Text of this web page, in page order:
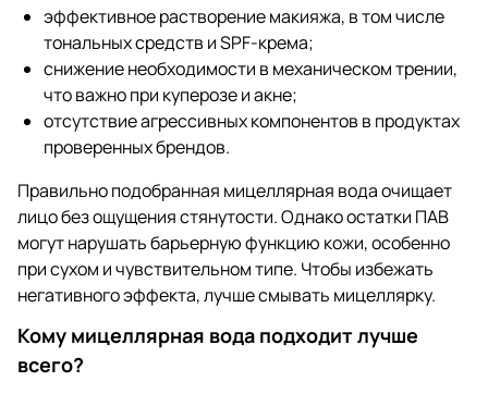
эффективное растворение макияжа, в том числе
тональных средств и SPF-крема;
снижение необходимости в механическом трении,
что важно при куперозе и акне;
отсутствие агрессивных компонентов в продуктах
проверенных брендов.
Правильно подобранная мицеллярная вода очищает
лицо без ощущения стянутости. Однако остатки ПАВ
могут нарушать барьерную функцию кожи, особенно
при сухом и чувствительном типе. Чтобы избежать
негативного эффекта, лучше смывать мицеллярку.
Кому мицеллярная вода подходит лучше
всего?